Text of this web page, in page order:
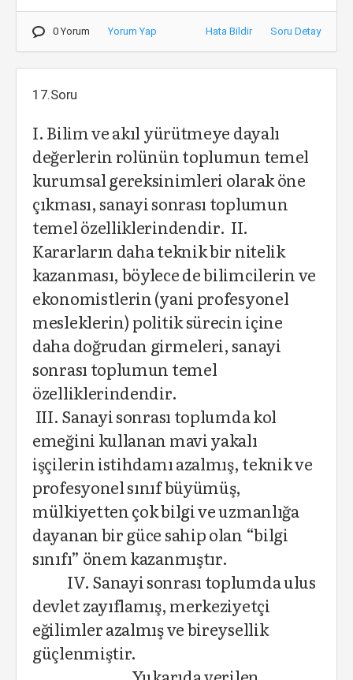
0 Yorum Yorum Yap Hata Bildir Soru Detay
17.Soru
I. Bilim ve akıl yürütmeye dayalı
değerlerin rolünün toplumun temel
kurumsal gereksinimleri olarak öne
çıkması, sanayi sonrası toplumun
temel özelliklerindendir. II.
Kararların daha teknik bir nitelik
kazanması, böylece de bilimcilerin ve
ekonomistlerin (yani profesyonel
mesleklerin) politik sürecin içine
daha doğrudan girmeleri, sanayi
sonrası toplumun temel
özelliklerindendir.
III. Sanayi sonrası toplumda kol
emeğini kullanan mavi yakalı
işçilerin istihdamı azalmış, teknik ve
profesyonel sınıf büyümüş,
mülkiyetten çok bilgi ve uzmanlığa
dayanan bir güce sahip olan “bilgi
sınıfı” önem kazanmıştır.
IV. Sanayi sonrası toplumda ulus
devlet zayıflamış, merkeziyetçi
eğilimler azalmış ve bireysellik
güçlenmiştir.